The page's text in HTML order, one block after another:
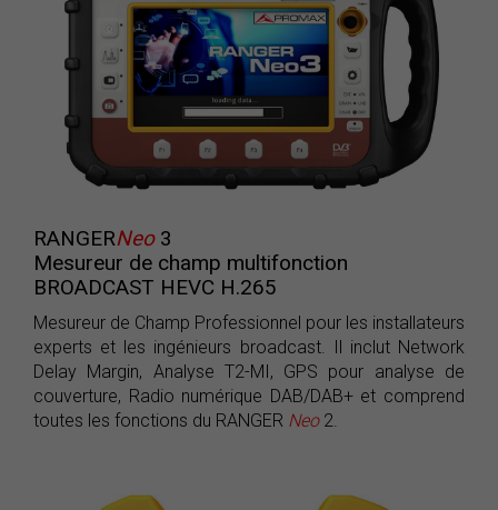
RANGERNeo3
Mesureur de champ multifonction
BROADCAST HEVC H.265
Mesureur de Champ Professionnel pour les installateurs
experts et les ingénieurs broadcast. Il inclut Network
Delay Margin, Analyse T2-MI, GPS pour analyse de
couverture, Radio numérique DAB/DAB+ et comprend
toutes les fonctions du RANGER Neo2.